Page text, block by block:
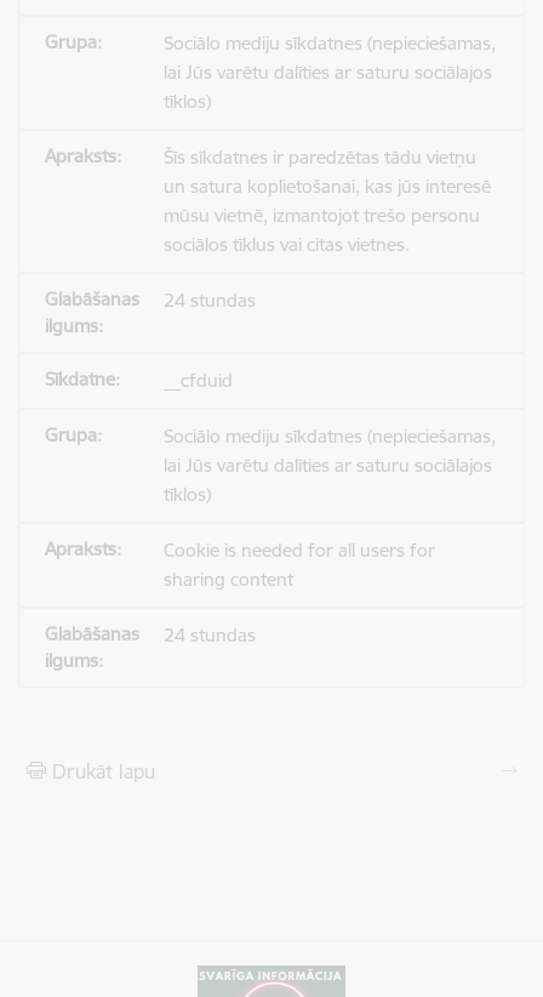
Sociālo mediju sīkdatnes (nepieciešamas,
lai Jūs varētu dalīties ar saturu sociālajos
tīklos)
Šīs sīkdatnes ir paredzētas tādu vietņu
un satura koplietošanai, kas jūs interesē
mūsu vietnē, izmantojot trešo personu
sociālos tīklus vai citas vietnes.
24 stundas
__cfduid
Sociālo mediju sīkdatnes (nepieciešamas,
lai Jūs varētu dalīties ar saturu sociālajos
tīklos)
Cookie is needed for all users for
sharing content
24 stundas
Drukāt lapu